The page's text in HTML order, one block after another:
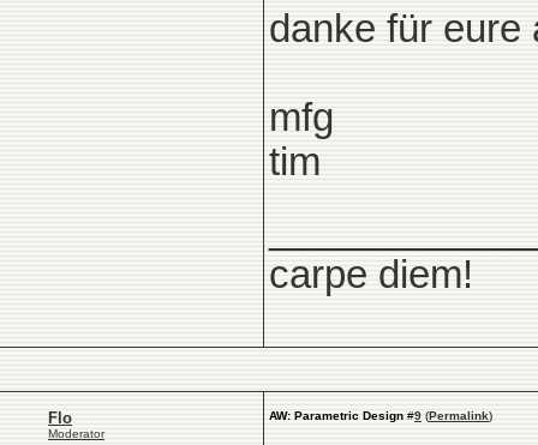
danke für eure
mfg
tim
carpe diem!
Flo
Moderator
AW: Parametric Design #9 (Permalink)